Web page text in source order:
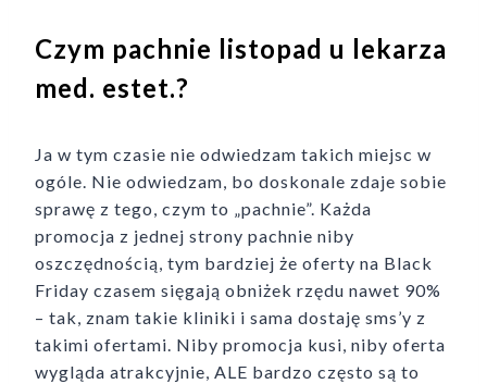
Czym pachnie listopad u lekarza
med. estet.?
Ja w tym czasie nie odwiedzam takich miejsc w
ogóle. Nie odwiedzam, bo doskonale zdaje sobie
sprawę z tego, czym to „pachnie”. Każda
promocja z jednej strony pachnie niby
oszczędnością, tym bardziej że oferty na Black
Friday czasem sięgają obniżek rzędu nawet 90%
– tak, znam takie kliniki i sama dostaję sms’y z
takimi ofertami. Niby promocja kusi, niby oferta
wygląda atrakcyjnie, ALE bardzo często są to